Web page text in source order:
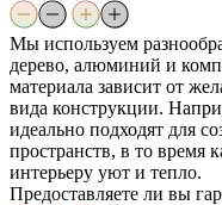
Мы используем
дерево, алюминий и
материала зависит от
вида конструкции.
идеально подходят для
пространств, в то время
интерьеру уют и тепло.
Предоставляете ли вы